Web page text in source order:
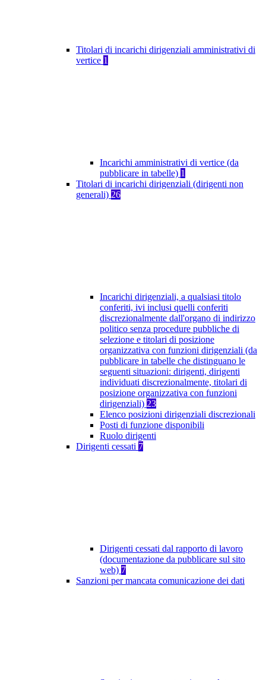
Titolari di incarichi dirigenziali amministrativi di
vertice 1
Incarichi amministrativi di vertice (da
pubblicare in tabelle) 1
Titolari di incarichi dirigenziali (dirigenti non
generali) 26
Incarichi dirigenziali, a qualsiasi titolo
conferiti, ivi inclusi quelli conferiti
discrezionalmente dall'organo di indirizzo
politico senza procedure pubbliche di
selezione e titolari di posizione
organizzativa con funzioni dirigenziali (da
pubblicare in tabelle che distinguano le
seguenti situazioni: dirigenti, dirigenti
individuati discrezionalmente, titolari di
posizione organizzativa con funzioni
dirigenziali) 23
Elenco posizioni dirigenziali discrezionali
Posti di funzione disponibili
Ruolo dirigenti
Dirigenti cessati 7
Dirigenti cessati dal rapporto di lavoro
(documentazione da pubblicare sul sito
web) 7
Sanzioni per mancata comunicazione dei dati